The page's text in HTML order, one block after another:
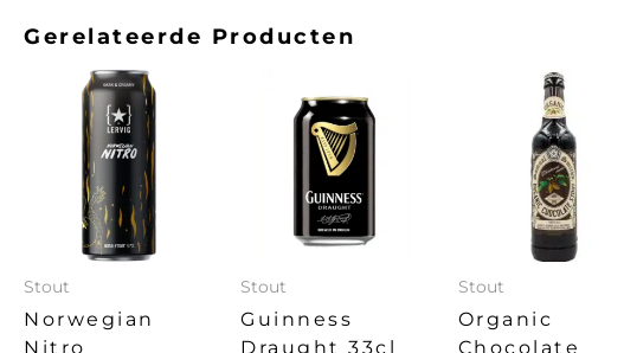
Gerelateerde Producten
Stout
Norwegian
Nitro
Stout
Guinness
Draught 33cl
Stout
Organic
Chocolate